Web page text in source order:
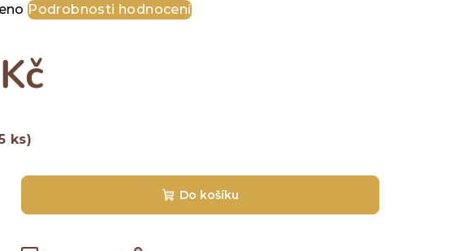
Podrobnosti hodnocení
ks)
Do košíku